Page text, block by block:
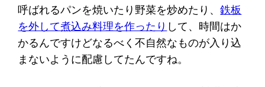
呼ばれるパンを焼いたり野菜を炒めたり、鉄板
を外して煮込み料理を作ったり して、時間はか
かるんですけどなるべく不自然なものが入り込
まないように配慮してたんですね。